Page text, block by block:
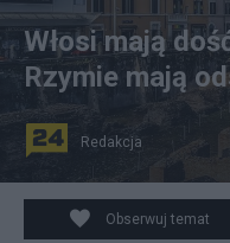
Rząd premier Włoch
podwyższenie opłaty
Włosi mają
Rzymie mają
Redakcja
Obserwuj temat